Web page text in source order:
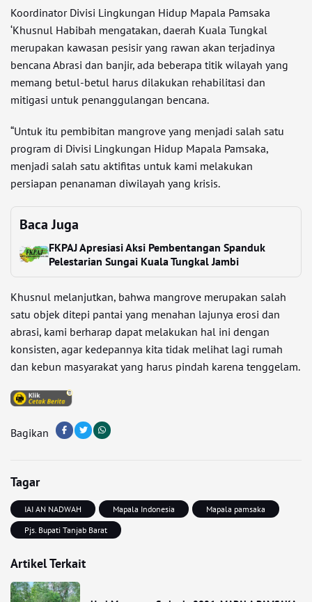
Koordinator Divisi Lingkungan Hidup Mapala Pamsaka
‘Khusnul Habibah mengatakan, daerah Kuala Tungkal
merupakan kawasan pesisir yang rawan akan terjadinya
bencana Abrasi dan banjir, ada beberapa titik wilayah yang
memang betul-betul harus dilakukan rehabilitasi dan
mitigasi untuk penanggulangan bencana.
“Untuk itu pembibitan mangrove yang menjadi salah satu
program di Divisi Lingkungan Hidup Mapala Pamsaka,
menjadi salah satu aktifitas untuk kami melakukan
persiapan penanaman diwilayah yang krisis.
Baca Juga
FKPAJ Apresiasi Aksi Pembentangan Spanduk
Pelestarian Sungai Kuala Tungkal Jambi
Khusnul melanjutkan, bahwa mangrove merupakan salah
satu objek ditepi pantai yang menahan lajunya erosi dan
abrasi, kami berharap dapat melakukan hal ini dengan
konsisten, agar kedepannya kita tidak melihat lagi rumah
dan kebun masyarakat yang harus pindah karena tenggelam.
Bagikan
Tagar
IAI AN NADWAH Mapala Indonesia
Mapala pamsaka
Pjs. Bupati Tanjab Barat
Artikel Terkait